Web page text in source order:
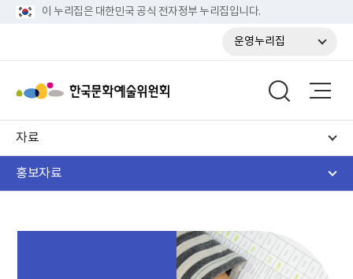
이 누리집은 대한민국 공식 전자정부 누리집입니다.
운영누리집
자료
홍보자료